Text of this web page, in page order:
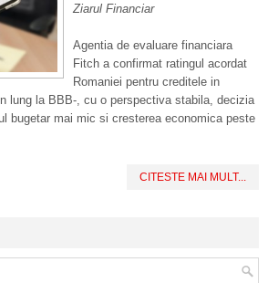
Ziarul Financiar
Agentia de evaluare financiara
Fitch a confirmat ratingul acordat
Romaniei pentru creditele in
lung la BBB-, cu o perspectiva stabila, decizia
bugetar mai mic si cresterea economica peste
CITESTE MAI MULT...